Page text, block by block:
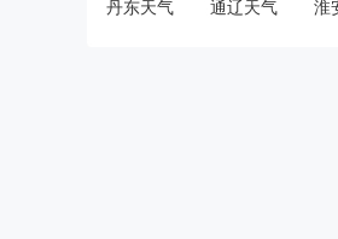
丹东天气 通辽天气 淮